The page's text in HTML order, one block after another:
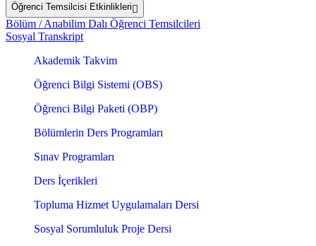
Öğrenci Temsilcisi Etkinlikleri
Bölüm / Anabilim Dalı Öğrenci Temsilcileri
Sosyal Transkript
Akademik Takvim
Öğrenci Bilgi Sistemi (OBS)
Öğrenci Bilgi Paketi (OBP)
Bölümlerin Ders Programları
Sınav Programları
Ders İçerikleri
Topluma Hizmet Uygulamaları Dersi
Sosyal Sorumluluk Proje Dersi